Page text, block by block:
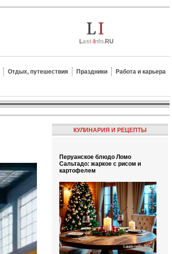
Last- nfo.RU
Отдых, путешествия Праздники
Работа и карьера
КУЛИНАРИЯ И РЕЦЕПТЫ
Перуанское блюдо Ломо
Сальтадо: жаркое с рисом и
картофелем